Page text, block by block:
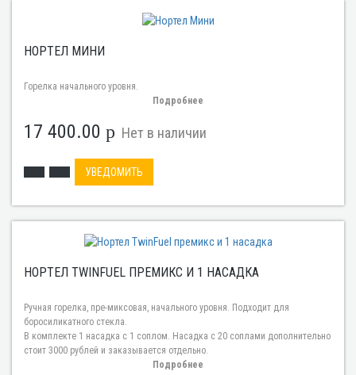
НОРТЕЛ МИНИ
Горелка начального уровня.
Подробнее
17 400.00 p Нет в наличии
УВЕДОМИТЬ
НОРТЕЛ TWINFUEL ПРЕМИКС И 1 НАСАДКА
Ручная горелка, пре-миксовая, начального уровня. Подходит для
боросиликатного стекла.
В комплекте 1 насадка с 1 соплом. Насадка с 20 соплами дополнительно
стоит 3000 рублей и заказывается отдельно.
Подробнее